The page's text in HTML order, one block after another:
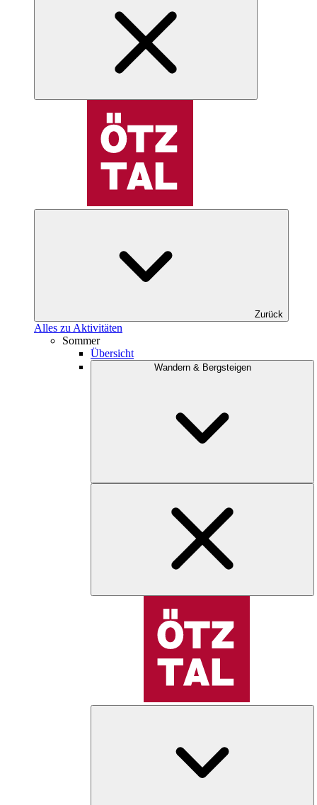
Zurück
Alles zu Aktivitäten
Sommer
Übersicht
Wandern & Bergsteigen